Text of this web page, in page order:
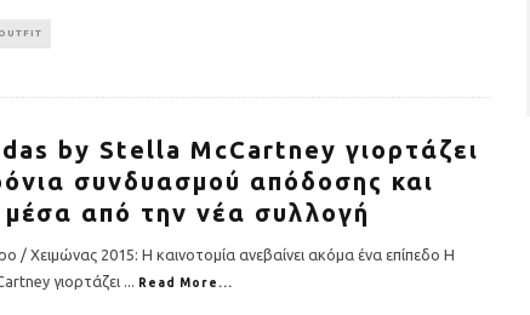
by Stella McCartney γιορτάζει
συνδυασμού απόδοσης και
μέσα από την νέα συλλογή
/ Χειμώνας 2015: Η καινοτομία ανεβαίνει ακόμα ένα επίπεδο Η
γιορτάζει ... Read More...